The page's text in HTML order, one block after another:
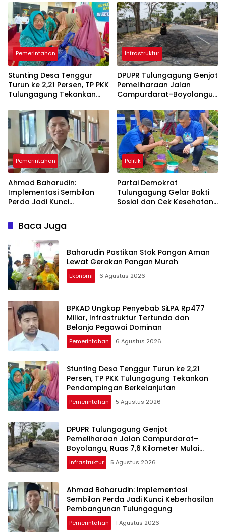
Pemerintahan
Stunting Desa Tenggur
Turun ke 2,21 Persen, TP PKK
Tulungagung Tekankan
Berkelanjutan
Infrastruktur
DPUPR Tulungagung Genjot
Pemeliharaan Jalan
Campurdarat–Boyolangu,
Diperbaiki
Pemerintahan
Ahmad Baharudin:
Implementasi Sembilan
Perda Jadi Kunci
Pembangunan
Tulungagung
Politik
Partai Demokrat
Tulungagung Gelar Bakti
Sosial dan Cek Kesehatan
Baca Juga
Baharudin Pastikan Stok Pangan Aman
Lewat Gerakan Pangan Murah
Ekonomi 6 Agustus 2026
BPKAD Ungkap Penyebab SiLPA Rp477
Miliar, Infrastruktur Tertunda dan
Belanja Pegawai Dominan
Pemerintahan 6 Agustus 2026
Stunting Desa Tenggur Turun ke 2,21
Persen, TP PKK Tulungagung Tekankan
Pendampingan Berkelanjutan
Pemerintahan 5 Agustus 2026
DPUPR Tulungagung Genjot
Pemeliharaan Jalan Campurdarat–
Boyolangu, Ruas 7,6 Kilometer Mulai
Diperbaiki
Infrastruktur 5 Agustus 2026
Ahmad Baharudin: Implementasi
Sembilan Perda Jadi Kunci Keberhasilan
Pembangunan Tulungagung
Pemerintahan 1 Agustus 2026